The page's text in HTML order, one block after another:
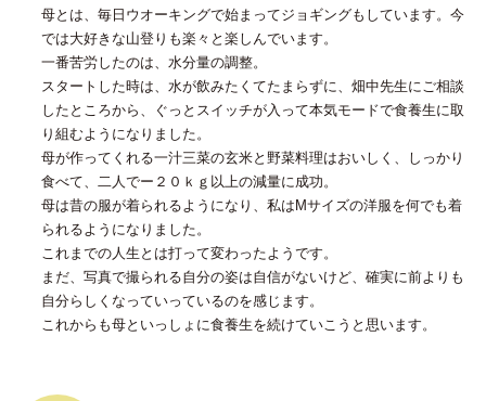
母とは、毎日ウオーキングで始まってジョギングもしています。今
では大好きな山登りも楽々と楽しんでいます。
一番苦労したのは、水分量の調整。
スタートした時は、水が飲みたくてたまらずに、畑中先生にご相談
したところから、ぐっとスイッチが入って本気モードで食養生に取
り組むようになりました。
母が作ってくれる一汁三菜の玄米と野菜料理はおいしく、しっかり
食べて、二人でー２０ｋｇ以上の減量に成功。
母は昔の服が着られるようになり、私はMサイズの洋服を何でも着
られるようになりました。
これまでの人生とは打って変わったようです。
まだ、写真で撮られる自分の姿は自信がないけど、確実に前よりも
自分らしくなっていっているのを感じます。
これからも母といっしょに食養生を続けていこうと思います。